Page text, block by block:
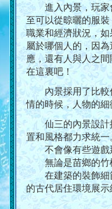
進入內景，玩家會
至可以從晾曬的服
職業和經濟狀況，
屬於哪個人的，因
應，還有人與人之
在這裏吧！
內景採用了比較
情的時候，人物的
仙三的內景設計採
置和風格都力求統一
不會像有些遊戲那
無論是苗鄉的竹
在建築的裝飾細節
的古代居住環境展示